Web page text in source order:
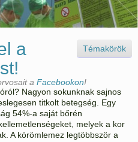
Témakörök
a
a Facebookon!
Nagyon sokunknak sajnos
titkolt betegség. Egy
54%-a saját bőrén
melyek a kor
A körömlemez legtöbbször a